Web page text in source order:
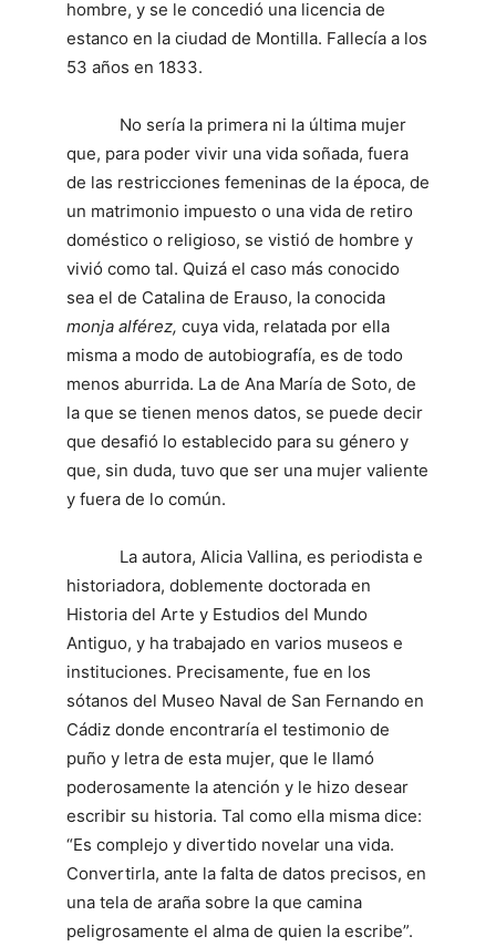
hombre, y se le concedió una licencia de
estanco en la ciudad de Montilla. Fallecía a los
53 años en 1833.
No sería la primera ni la última mujer
que, para poder vivir una vida soñada, fuera
de las restricciones femeninas de la época, de
un matrimonio impuesto o una vida de retiro
doméstico o religioso, se vistió de hombre y
vivió como tal. Quizá el caso más conocido
sea el de Catalina de Erauso, la conocida
monja alférez, cuya vida, relatada por ella
misma a modo de autobiografía, es de todo
menos aburrida. La de Ana María de Soto, de
la que se tienen menos datos, se puede decir
que desafió lo establecido para su género y
que, sin duda, tuvo que ser una mujer valiente
y fuera de lo común.
La autora, Alicia Vallina, es periodista e
historiadora, doblemente doctorada en
Historia del Arte y Estudios del Mundo
Antiguo, y ha trabajado en varios museos e
instituciones. Precisamente, fue en los
sótanos del Museo Naval de San Fernando en
Cádiz donde encontraría el testimonio de
puño y letra de esta mujer, que le llamó
poderosamente la atención y le hizo desear
escribir su historia. Tal como ella misma dice:
“Es complejo y divertido novelar una vida.
Convertirla, ante la falta de datos precisos, en
una tela de araña sobre la que camina
peligrosamente el alma de quien la escribe”.